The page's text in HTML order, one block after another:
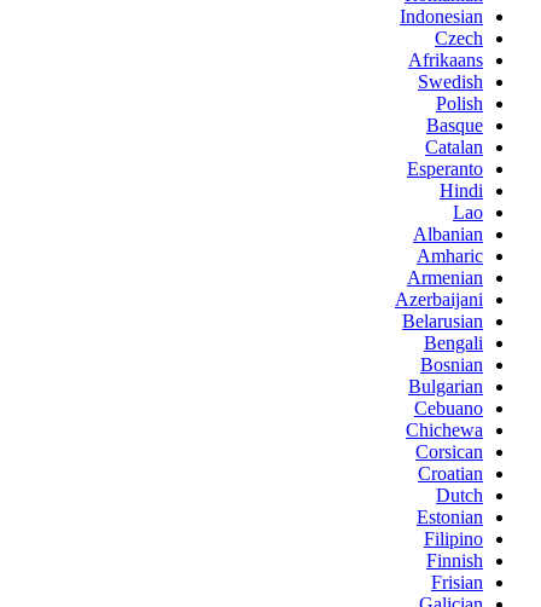
Indonesian
Czech
Afrikaans
Swedish
Polish
Basque
Catalan
Esperanto
Hindi
Lao
Albanian
Amharic
Armenian
Azerbaijani
Belarusian
Bengali
Bosnian
Bulgarian
Cebuano
Chichewa
Corsican
Croatian
Dutch
Estonian
Filipino
Finnish
Frisian